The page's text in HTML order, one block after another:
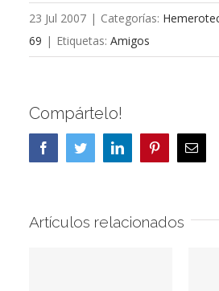
23 Jul 2007 | Categorías:
69 | Etiquetas: Amigos
Compártelo!
FacebookTwitterLinkedInPinterest
Artículos relacionados